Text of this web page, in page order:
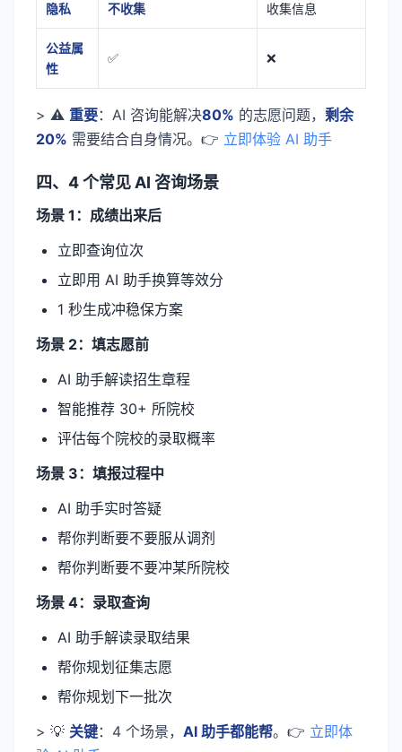
隐私 不收集 收集信息
公益属
性
✅ ❌
> ⚠️ 重要：AI 咨询能解决80% 的志愿问题， 剩余
20% 需要结合自身情况。👉 立即体验 AI 助手
四、4 个常见 AI 咨询场景
场景 1：成绩出来后
立即查询位次
立即用 AI 助手换算等效分
1 秒生成冲稳保方案
场景 2：填志愿前
AI 助手解读招生章程
智能推荐 30+ 所院校
评估每个院校的录取概率
场景 3：填报过程中
AI 助手实时答疑
帮你判断要不要服从调剂
帮你判断要不要冲某所院校
场景 4：录取查询
AI 助手解读录取结果
帮你规划征集志愿
帮你规划下一批次
> 💡 关键：4 个场景， AI 助手都能帮。👉 立即体